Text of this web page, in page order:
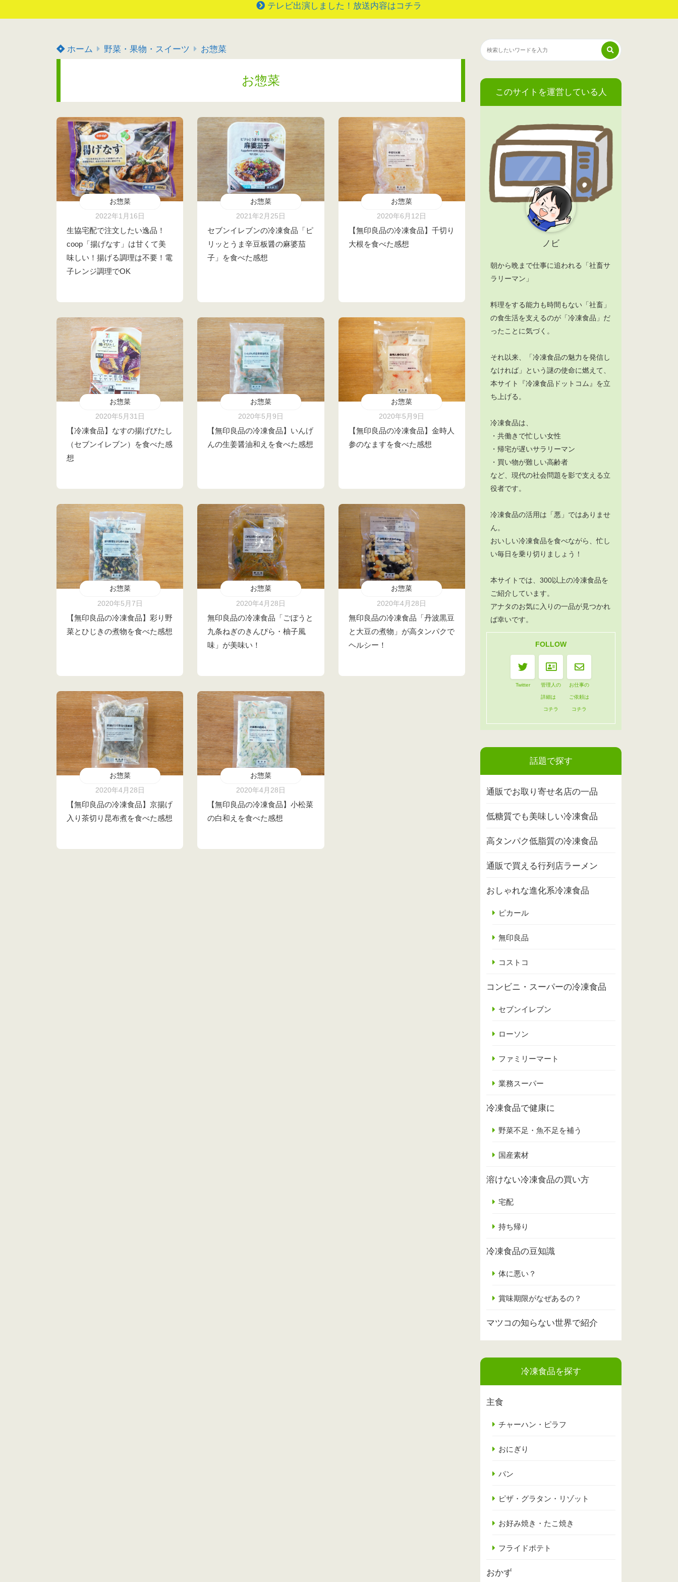
テレビ出演しました！放送内容はコチラ
ホーム 野菜・果物・スイーツ お惣菜
お惣菜
お惣菜
2022年1月16日
生協宅配で注文したい逸品！
coop「揚げなす」は甘くて美
味しい！揚げる調理は不要！電
子レンジ調理でOK
お惣菜
2021年2月25日
セブンイレブンの冷凍食品「ピ
リッとうま辛豆板醤の麻婆茄
子」を食べた感想
お惣菜
2020年6月12日
【無印良品の冷凍食品】千切り
大根を食べた感想
お惣菜
2020年5月31日
【冷凍食品】なすの揚げびたし
（セブンイレブン）を食べた感
想
お惣菜
2020年5月9日
【無印良品の冷凍食品】いんげ
んの生姜醤油和えを食べた感想
お惣菜
2020年5月9日
【無印良品の冷凍食品】金時人
参のなますを食べた感想
お惣菜
2020年5月7日
【無印良品の冷凍食品】彩り野
菜とひじきの煮物を食べた感想
お惣菜
2020年4月28日
無印良品の冷凍食品「ごぼうと
九条ねぎのきんぴら・柚子風
味」が美味い！
お惣菜
2020年4月28日
無印良品の冷凍食品「丹波黒豆
と大豆の煮物」が高タンパクで
ヘルシー！
お惣菜
2020年4月28日
【無印良品の冷凍食品】京揚げ
入り茶切り昆布煮を食べた感想
お惣菜
2020年4月28日
【無印良品の冷凍食品】小松菜
の白和えを食べた感想
このサイトを運営している人
ノビ
朝から晩まで仕事に追われる「社畜サ
ラリーマン」
料理をする能力も時間もない「社畜」
の食生活を支えるのが「冷凍食品」だ
ったことに気づく。
それ以来、「冷凍食品の魅力を発信し
なければ」という謎の使命に燃えて、
本サイト『冷凍食品ドットコム』を立
ち上げる。
冷凍食品は、
・共働きで忙しい女性
・帰宅が遅いサラリーマン
・買い物が難しい高齢者
など、現代の社会問題を影で支える立
役者です。
冷凍食品の活用は「悪」ではありませ
ん。
おいしい冷凍食品を食べながら、忙し
い毎日を乗り切りましょう！
本サイトでは、300以上の冷凍食品を
ご紹介しています。
アナタのお気に入りの一品が見つかれ
ば幸いです。
FOLLOW
Twitter 管理人の
詳細は
コチラ
お仕事の
ご依頼は
コチラ
話題で探す
通販でお取り寄せ名店の一品
低糖質でも美味しい冷凍食品
高タンパク低脂質の冷凍食品
通販で買える行列店ラーメン
おしゃれな進化系冷凍食品
ピカール
無印良品
コストコ
コンビニ・スーパーの冷凍食品
セブンイレブン
ローソン
ファミリーマート
業務スーパー
冷凍食品で健康に
野菜不足・魚不足を補う
国産素材
溶けない冷凍食品の買い方
宅配
持ち帰り
冷凍食品の豆知識
体に悪い？
賞味期限がなぜあるの？
マツコの知らない世界で紹介
冷凍食品を探す
主食
チャーハン・ピラフ
おにぎり
パン
ピザ・グラタン・リゾット
お好み焼き・たこ焼き
フライドポテト
おかず